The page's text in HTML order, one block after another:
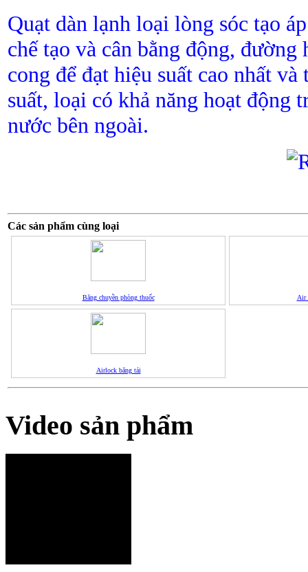
Quạt dàn lạnh loại lòng sóc tạo
chế tạo và cân bằng động,
cong để đạt hiệu suất cao nhất
suất, loại có khả năng hoạt động
nước bên ngoài.
Các sản phẩm cùng loại
Băng chuyền phòng thuốc Air
Airlock băng tải
Video sản phẩm